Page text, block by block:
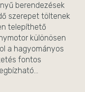
berendezések
szerepet töltenek
telepíthető
különösen
a hagyományos
fontos